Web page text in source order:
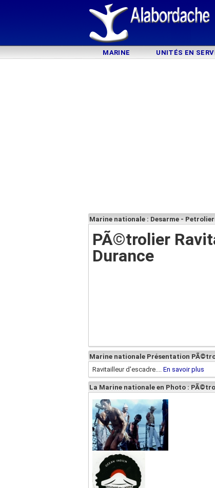
MARINE UNITÉS EN
Marine nationale : Desarme -
PÃ©trolier
Durance
Marine nationale Présentation
Ravitailleur d'escadre.... En savoir plus
La Marine nationale en Photo :